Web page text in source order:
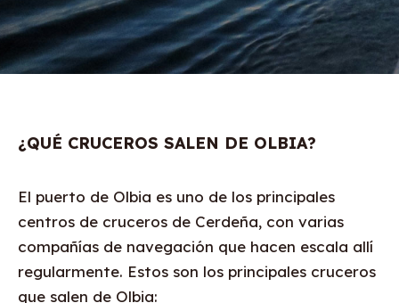
¿QUÉ CRUCEROS SALEN DE OLBIA?
El puerto de Olbia es uno de los principales
centros de cruceros de Cerdeña, con varias
compañías de navegación que hacen escala allí
regularmente. Estos son los principales cruceros
que salen de Olbia: